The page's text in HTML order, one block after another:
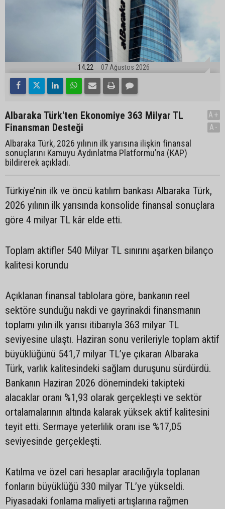
14:22 07 Ağustos 2026
Albaraka Türk'ten Ekonomiye 363 Milyar TL
Finansman Desteği
Albaraka Türk, 2026 yılının ilk yarısına ilişkin finansal
sonuçlarını Kamuyu Aydınlatma Platformu’na (KAP)
bildirerek açıkladı.
A+
A-
Türkiye’nin ilk ve öncü katılım bankası Albaraka Türk,
2026 yılının ilk yarısında konsolide finansal sonuçlara
göre 4 milyar TL kâr elde etti.
Toplam aktifler 540 Milyar TL sınırını aşarken bilanço
kalitesi korundu
Açıklanan finansal tablolara göre, bankanın reel
sektöre sunduğu nakdi ve gayrinakdi finansmanın
toplamı yılın ilk yarısı itibarıyla 363 milyar TL
seviyesine ulaştı. Haziran sonu verileriyle toplam aktif
büyüklüğünü 541,7 milyar TL’ye çıkaran Albaraka
Türk, varlık kalitesindeki sağlam duruşunu sürdürdü.
Bankanın Haziran 2026 dönemindeki takipteki
alacaklar oranı %1,93 olarak gerçekleşti ve sektör
ortalamalarının altında kalarak yüksek aktif kalitesini
teyit etti. Sermaye yeterlilik oranı ise %17,05
seviyesinde gerçekleşti.
Katılma ve özel cari hesaplar aracılığıyla toplanan
fonların büyüklüğü 330 milyar TL’ye yükseldi.
Piyasadaki fonlama maliyeti artışlarına rağmen